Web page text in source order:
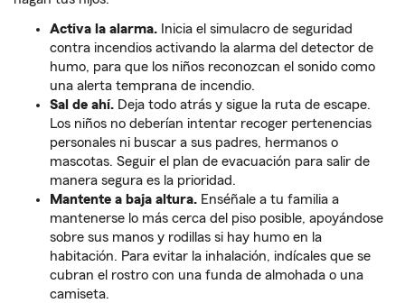
Activa la alarma. Inicia el simulacro de seguridad
contra incendios activando la alarma del detector de
humo, para que los niños reconozcan el sonido como
una alerta temprana de incendio.
Sal de ahí. Deja todo atrás y sigue la ruta de escape.
Los niños no deberían intentar recoger pertenencias
personales ni buscar a sus padres, hermanos o
mascotas. Seguir el plan de evacuación para salir de
manera segura es la prioridad.
Mantente a baja altura. Enséñale a tu familia a
mantenerse lo más cerca del piso posible, apoyándose
sobre sus manos y rodillas si hay humo en la
habitación. Para evitar la inhalación, indícales que se
cubran el rostro con una funda de almohada o una
camiseta.